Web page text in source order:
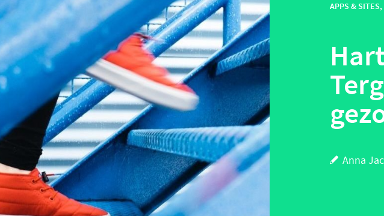
cybersecurity
data
diagnostiek
digital therapeutics
financiering
mental health
onderzoek
APPS & SITES,
Anna